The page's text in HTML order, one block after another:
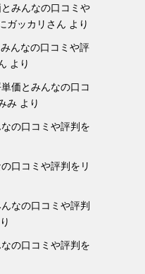
みんなの口コミや
ガッカリさん より
んなの口コミや評
より
価とみんなの口コ
み より
の口コミや評判を
口コミや評判をリ
なの口コミや評判
の口コミや評判を